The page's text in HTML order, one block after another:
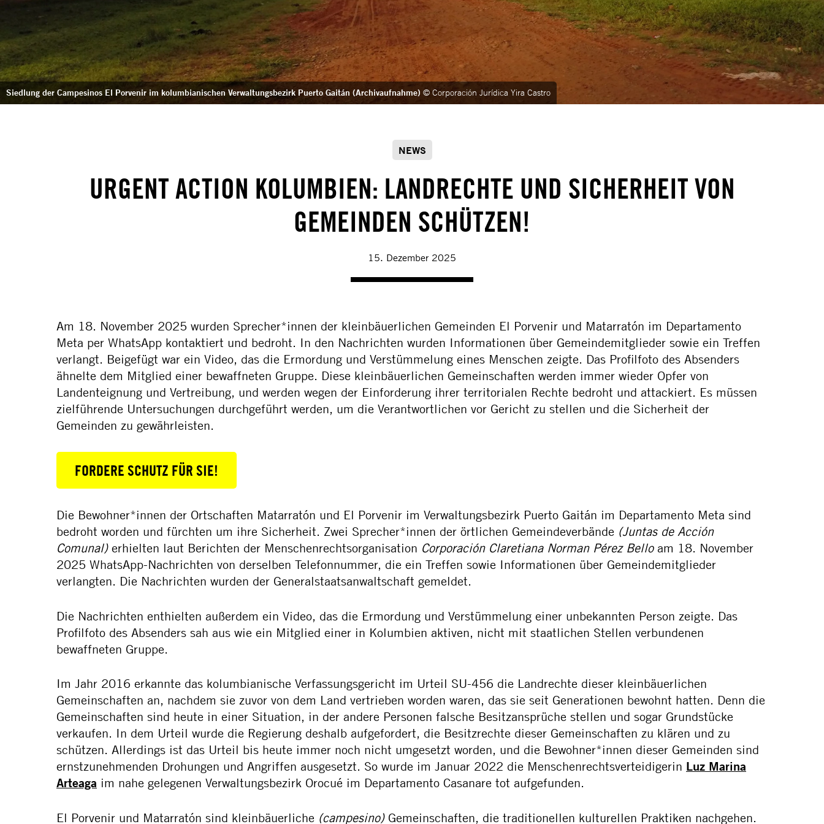
Siedlung der Campesinos El Porvenir im kolumbianischen Verwaltungsbezirk Puerto Gaitán (Archivaufnahme) © Corporación Jurídica Yira Castro
NEWS
URGENT ACTION KOLUMBIEN: LANDRECHTE UND SICHERHEIT VON
GEMEINDEN SCHÜTZEN!
15. Dezember 2025
Am 18. November 2025 wurden Sprecher*innen der kleinbäuerlichen Gemeinden El Porvenir und Matarratón im Departamento
Meta per WhatsApp kontaktiert und bedroht. In den Nachrichten wurden Informationen über Gemeindemitglieder sowie ein Treffen
verlangt. Beigefügt war ein Video, das die Ermordung und Verstümmelung eines Menschen zeigte. Das Profilfoto des Absenders
ähnelte dem Mitglied einer bewaffneten Gruppe. Diese kleinbäuerlichen Gemeinschaften werden immer wieder Opfer von
Landenteignung und Vertreibung, und werden wegen der Einforderung ihrer territorialen Rechte bedroht und attackiert. Es müssen
zielführende Untersuchungen durchgeführt werden, um die Verantwortlichen vor Gericht zu stellen und die Sicherheit der
Gemeinden zu gewährleisten.
FORDERE SCHUTZ FÜR SIE!
Die Bewohner*innen der Ortschaften Matarratón und El Porvenir im Verwaltungsbezirk Puerto Gaitán im Departamento Meta sind
bedroht worden und fürchten um ihre Sicherheit. Zwei Sprecher*innen der örtlichen Gemeindeverbände (Juntas de Acción
Comunal) erhielten laut Berichten der Menschenrechtsorganisation Corporación Claretiana Norman Pérez Belloam 18. November
2025 WhatsApp-Nachrichten von derselben Telefonnummer, die ein Treffen sowie Informationen über Gemeindemitglieder
verlangten. Die Nachrichten wurden der Generalstaatsanwaltschaft gemeldet.
Die Nachrichten enthielten außerdem ein Video, das die Ermordung und Verstümmelung einer unbekannten Person zeigte. Das
Profilfoto des Absenders sah aus wie ein Mitglied einer in Kolumbien aktiven, nicht mit staatlichen Stellen verbundenen
bewaffneten Gruppe.
Im Jahr 2016 erkannte das kolumbianische Verfassungsgericht im Urteil SU-456 die Landrechte dieser kleinbäuerlichen
Gemeinschaften an, nachdem sie zuvor von dem Land vertrieben worden waren, das sie seit Generationen bewohnt hatten. Denn die
Gemeinschaften sind heute in einer Situation, in der andere Personen falsche Besitzansprüche stellen und sogar Grundstücke
verkaufen. In dem Urteil wurde die Regierung deshalb aufgefordert, die Besitzrechte dieser Gemeinschaften zu klären und zu
schützen. Allerdings ist das Urteil bis heute immer noch nicht umgesetzt worden, und die Bewohner*innen dieser Gemeinden sind
ernstzunehmenden Drohungen und Angriffen ausgesetzt. So wurde im Januar 2022 die Menschenrechtsverteidigerin Luz Marina
Arteaga im nahe gelegenen Verwaltungsbezirk Orocué im Departamento Casanare tot aufgefunden.
El Porvenir und Matarratón sind kleinbäuerliche (campesino)Gemeinschaften, die traditionellen kulturellen Praktiken nachgehen.